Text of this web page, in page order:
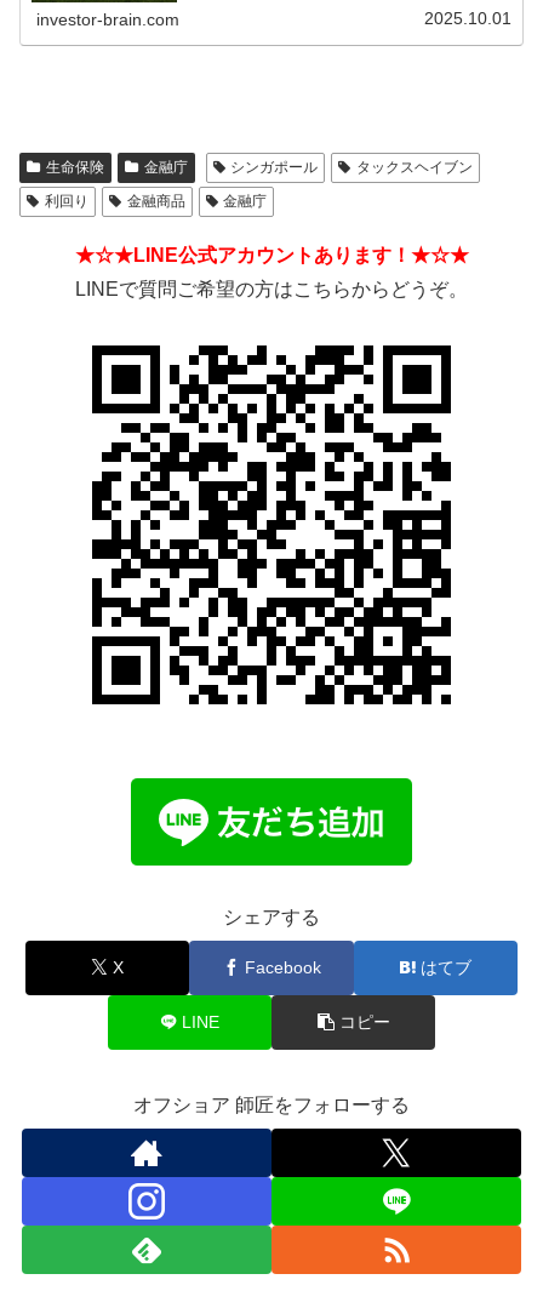
investor-brain.com 2025.10.01
生命保険 金融庁 シンガポール
タックスヘイブン
利回り
金融商品 金融庁
★☆★LINE公式アカウントあります！★☆★
LINEで質問ご希望の方はこちらからどうぞ。
シェアする
X Facebook はてブ
LINE コピー
オフショア 師匠をフォローする